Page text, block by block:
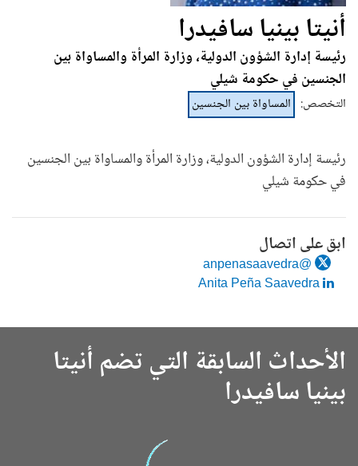
أنيتا بينيا سافيدرا
رئيسة إدارة الشؤون الدولية، وزارة المرأة والمساواة بين
الجنسين في حكومة شيلي
التخصص: المساواة بين الجنسين
رئيسة إدارة الشؤون الدولية، وزارة المرأة والمساواة بين الجنسين
في حكومة شيلي
ابق على اتصال
@anpenasaavedra
الأحداث السابقة التي تضم أنيتا
بينيا سافيدرا